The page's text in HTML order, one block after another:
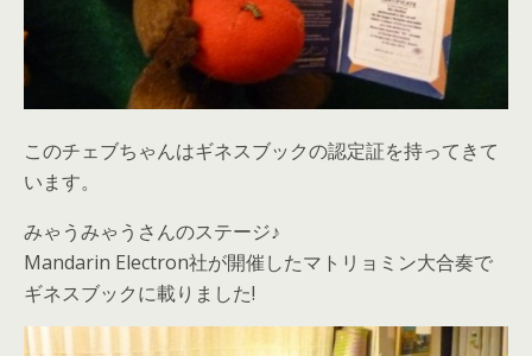
このチェブちゃんはギネスブックの認定証を持ってきて
います。
みゃうみゃうさんのステージ♪
Mandarin Electron社が開催したマトリョミン大合奏で
ギネスブックに載りました!